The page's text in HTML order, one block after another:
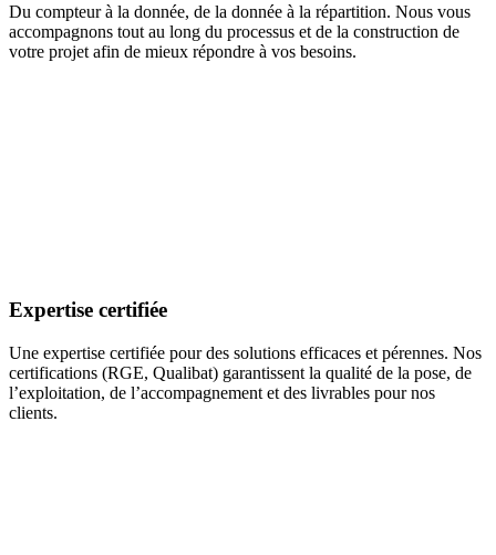
Du compteur à la donnée, de la donnée à la répartition. Nous vous
accompagnons tout au long du processus et de la construction de
votre projet afin de mieux répondre à vos besoins.
Expertise certifiée
Une expertise certifiée pour des solutions efficaces et pérennes. Nos
certifications (RGE, Qualibat) garantissent la qualité de la pose, de
l’exploitation, de l’accompagnement et des livrables pour nos
clients.